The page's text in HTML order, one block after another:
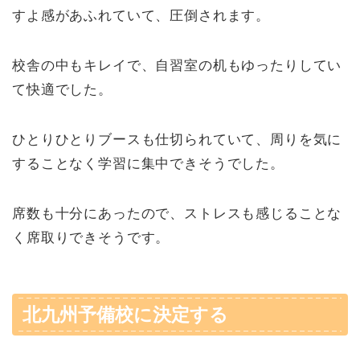
すよ感があふれていて、圧倒されます。
校舎の中もキレイで、自習室の机もゆったりしてい
て快適でした。
ひとりひとりブースも仕切られていて、周りを気に
することなく学習に集中できそうでした。
席数も十分にあったので、ストレスも感じることな
く席取りできそうです。
北九州予備校に決定する